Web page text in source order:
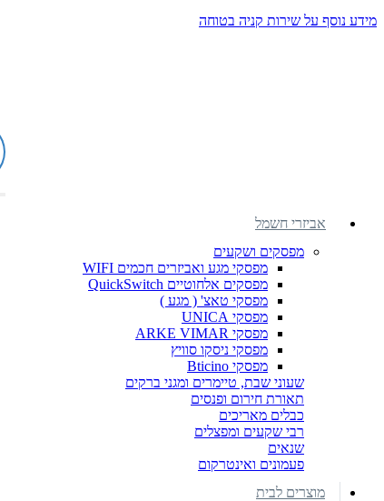
מידע נוסף על שירות קניה בטוחה
אביזרי חשמל
מפסקים ושקעים
מפסקי מגע ואביזרים חכמים WIFI
מפסקים אלחוטיים QuickSwitch
מפסקי טאצ' ( מגע )
מפסקי UNICA
מפסקי ARKE VIMAR
מפסקי ניסקו סוויץ
מפסקי Bticino
שעוני שבת, טיימרים ומגני ברקים
תאורת חירום ופנסים
כבלים מאריכים
רבי שקעים ומפצלים
שנאים
פעמונים ואינטרקום
מוצרים לבית